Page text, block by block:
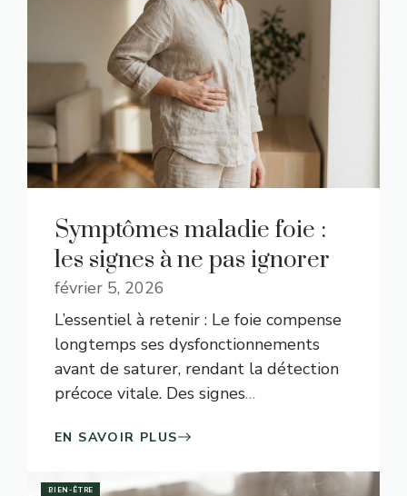
Symptômes maladie foie :
les signes à ne pas ignorer
février 5, 2026
L’essentiel à retenir : Le foie compense
longtemps ses dysfonctionnements
avant de saturer, rendant la détection
précoce vitale. Des signes…
EN SAVOIR PLUS
BIEN-ÊTRE